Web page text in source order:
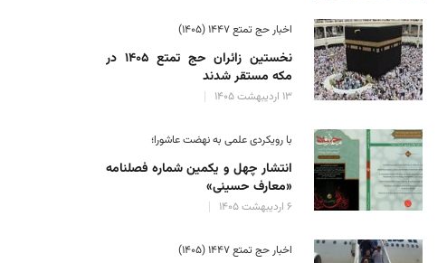
اخبار حج تمتع ۱۴۴۷ (۱۴۰۵)
نخستین زائران حج تمتع ۱۴۰۵ در
مکه مستقر شدند
۱۳ اردیبهشت ۱۴۰۵
با رویکردی علمی به نهضت عاشورا؛
انتشار چهل و یکمین شماره فصلنامه
«معارف حسینی»
۶ اردیبهشت ۱۴۰۵
اخبار حج تمتع ۱۴۴۷ (۱۴۰۵)